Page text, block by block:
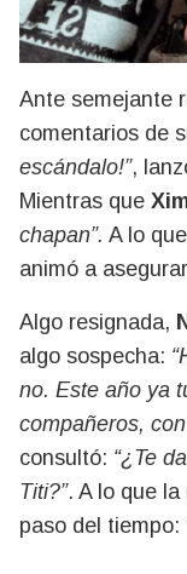
Ante semejante
comentarios de
escándalo!”,
Mientras que
chapan”. A lo que
animó a
Algo resignada,
algo sospecha:
no. Este año ya
compañeros,
consultó: “¿Te
Titi?”. A lo que
paso del tiempo: